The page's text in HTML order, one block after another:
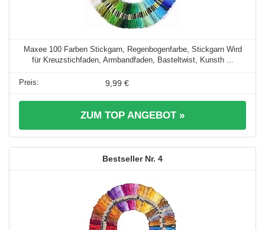
Maxee 100 Farben Stickgarn, Regenbogenfarbe, Stickgarn Wird
für Kreuzstichfaden, Armbandfaden, Basteltwist, Kunsth ...
9,99 €
ZUM TOP ANGEBOT »
4